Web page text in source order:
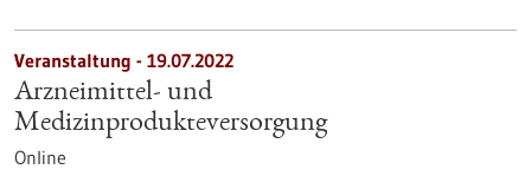
Veranstaltung - 19.07.2022
Arzneimittel- und
Medizinprodukteversorgung
Online